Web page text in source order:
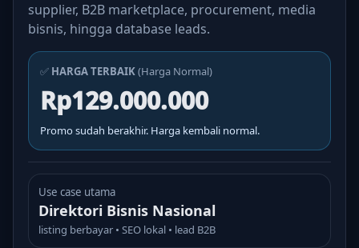
supplier, B2B marketplace, procurement, media
bisnis, hingga database leads.
✅ HARGA TERBAIK(Harga Normal)
Rp129.000.000
Promo sudah berakhir. Harga kembali normal.
Use case utama
Direktori Bisnis Nasional
listing berbayar • SEO lokal • lead B2B